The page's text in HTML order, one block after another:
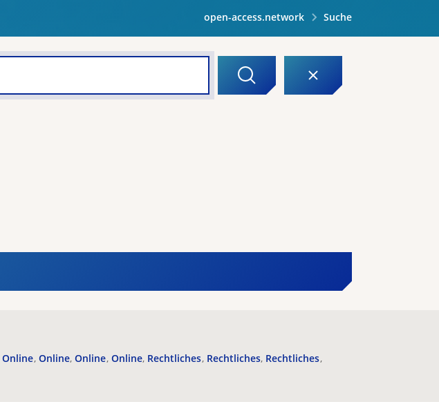
open-access.network Suche
Online Online Online Online Rechtliches Rechtliches Rechtliches